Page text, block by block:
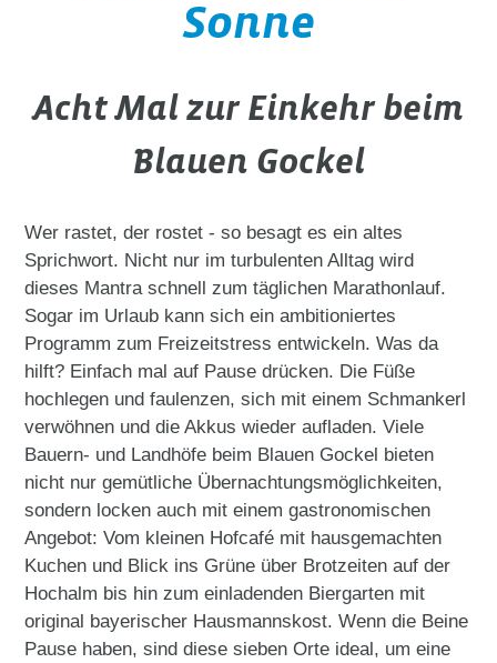
Sonne
Acht Mal zur Einkehr beim
Blauen Gockel
Wer rastet, der rostet - so besagt es ein altes
Sprichwort. Nicht nur im turbulenten Alltag wird
dieses Mantra schnell zum täglichen Marathonlauf.
Sogar im Urlaub kann sich ein ambitioniertes
Programm zum Freizeitstress entwickeln. Was da
hilft? Einfach mal auf Pause drücken. Die Füße
hochlegen und faulenzen, sich mit einem Schmankerl
verwöhnen und die Akkus wieder aufladen. Viele
Bauern- und Landhöfe beim Blauen Gockel bieten
nicht nur gemütliche Übernachtungsmöglichkeiten,
sondern locken auch mit einem gastronomischen
Angebot: Vom kleinen Hofcafé mit hausgemachten
Kuchen und Blick ins Grüne über Brotzeiten auf der
Hochalm bis hin zum einladenden Biergarten mit
original bayerischer Hausmannskost. Wenn die Beine
Pause haben, sind diese sieben Orte ideal, um eine